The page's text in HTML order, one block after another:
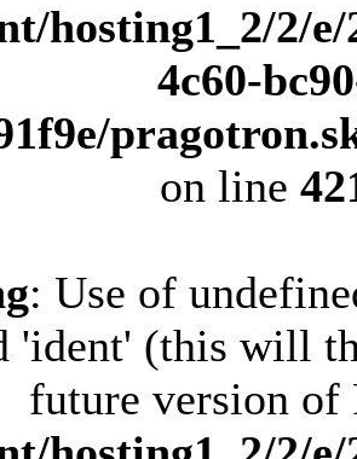
hosting1_2/2/e/
4c60-
on line
: Use of
'ident' (this will
future version of